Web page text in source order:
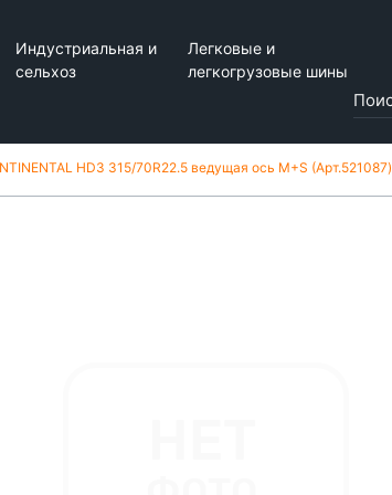
Индустриальная и
сельхоз
Легковые и
легкогрузовые шины
HD3 315/70R22.5 ведущая ось M+S (Арт.521087)